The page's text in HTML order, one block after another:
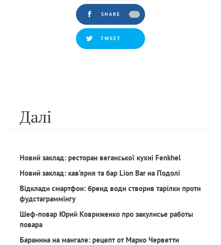
SHARE
TWEET
Далi
Новий заклад: ресторан веганської кухні Fenkhel
Новий заклад: кав‘ярня та бар Lion Bar на Подолі
Відклади смартфон: бренд води створив тарілки проти
фудстаграммінгу
Шеф-повар Юрий Ковриженко про закулисье работы
повара
Баранина на мангале: рецепт от Марко Черветти